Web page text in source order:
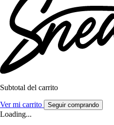
Subtotal del carrito
Ver mi carrito Seguir comprando
Loading...